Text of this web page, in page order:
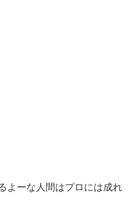
よーな人間はプロには成れ